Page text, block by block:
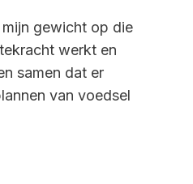
gewicht op die
werkt en
samen dat er
van voedsel